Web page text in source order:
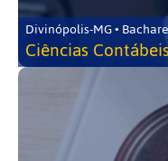
Divinópolis-MG •
Ciências